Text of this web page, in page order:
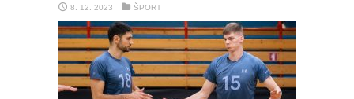
8. 12. 2023 ŠPORT